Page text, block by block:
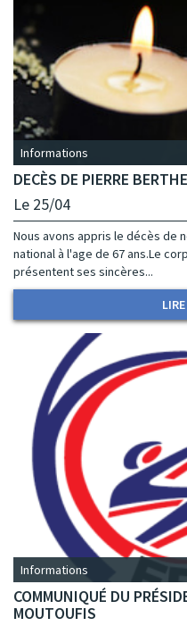
Informations
DECÈS DE PIERRE
Le 25/04
Nous avons appris le décès de
national à l'age de 67 ans.Le
présentent ses sincères...
Informations
COMMUNIQUÉ DU
MOUTOUFIS